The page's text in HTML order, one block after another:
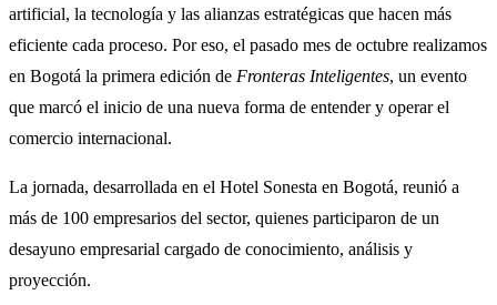
artificial, la tecnología y las alianzas estratégicas que hacen más
eficiente cada proceso. Por eso, el pasado mes de octubre realizamos
en Bogotá la primera edición de Fronteras Inteligentes, un evento
que marcó el inicio de una nueva forma de entender y operar el
comercio internacional.
La jornada, desarrollada en el Hotel Sonesta en Bogotá, reunió a
más de 100 empresarios del sector, quienes participaron de un
desayuno empresarial cargado de conocimiento, análisis y
proyección.